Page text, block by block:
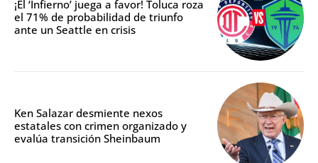
¡El ‘Infierno’ juega a favor! Toluca roza
el 71% de probabilidad de triunfo
ante un Seattle en crisis
Ken Salazar desmiente nexos
estatales con crimen organizado y
evalúa transición Sheinbaum